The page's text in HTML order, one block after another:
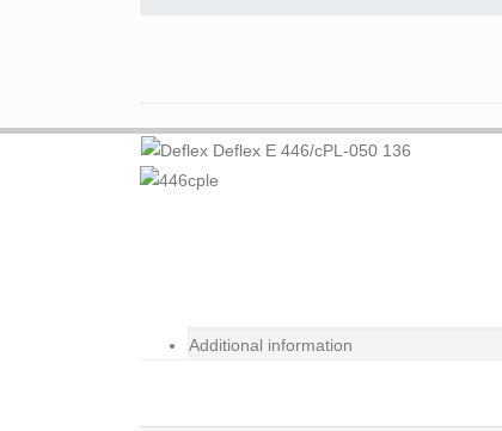
Additional information